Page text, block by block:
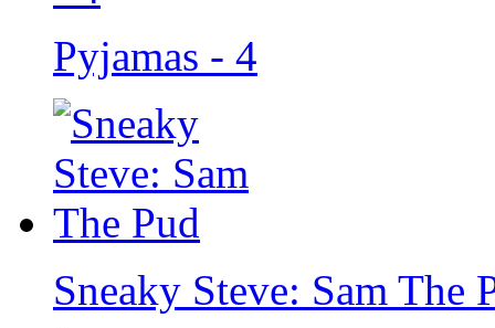
Pyjamas - 4
Sneaky Steve: Sam The